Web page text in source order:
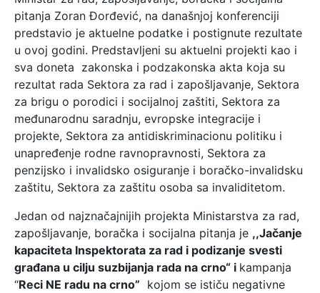
pitanja Zoran Đorđević, na današnjoj konferenciji
predstavio je aktuelne podatke i postignute rezultate
u ovoj godini. Predstavljeni su aktuelni projekti kao i
sva doneta zakonska i podzakonska akta koja su
rezultat rada Sektora za rad i zapošljavanje, Sektora
za brigu o porodici i socijalnoj zaštiti, Sektora za
međunarodnu saradnju, evropske integracije i
projekte, Sektora za antidiskriminacionu politiku i
unapređenje rodne ravnopravnosti, Sektora za
penzijsko i invalidsko osiguranje i boračko-invalidsku
zaštitu, Sektora za zaštitu osoba sa invaliditetom.
Jedan od najznačajnijih projekta Ministarstva za rad,
zapošljavanje, boračka i socijalna pitanja je ,,Jačanje
kapaciteta Inspektorata za rad i podizanje svesti
građana u cilju suzbijanja rada na crno“ i kampanja
“Reci NE radu na crno” kojom se ističu negativne